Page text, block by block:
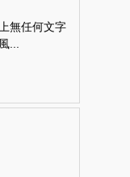
無任何文字
...